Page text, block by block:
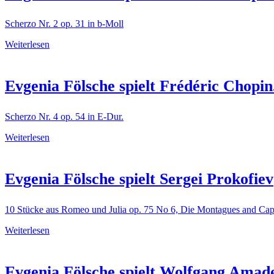
Scherzo Nr. 2 op. 31 in b-Moll
Weiterlesen
Evgenia Fölsche spielt Frédéric
Scherzo Nr. 4 op. 54 in E-Dur.
Weiterlesen
Evgenia Fölsche spielt Sergei Prokofiev
10 Stücke aus Romeo und Julia op. 75 No 6, Die Montagues and
Weiterlesen